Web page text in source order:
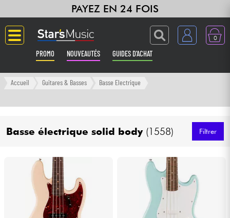
PAYEZ EN 24 FOIS
0
PROMO NOUVEAUTÉS GUIDES D'ACHAT
Langue
Amplis & Effets
Claviers & Pianos
Synthés & Sampleurs
Home Studio
Accueil Guitares & Basses Basse Electrique
Basse électrique solid body (1558) Filtrer